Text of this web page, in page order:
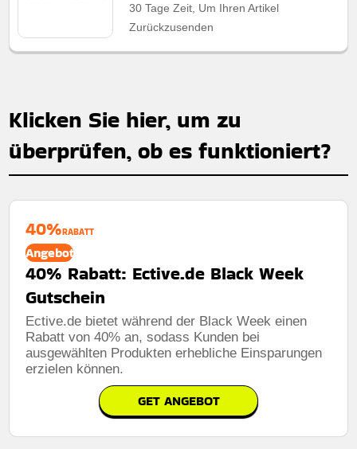
30 Tage Zeit, Um Ihren Artikel
Zurückzusenden
Klicken Sie hier, um zu
überprüfen, ob es funktioniert?
40%RABATT
Angebot
40% Rabatt: Ective.de Black Week
Gutschein
Ective.de bietet während der Black Week einen
Rabatt von 40% an, sodass Kunden bei
ausgewählten Produkten erhebliche Einsparungen
erzielen können.
GET ANGEBOT